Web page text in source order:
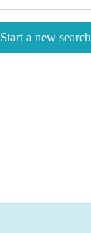
Start a new search